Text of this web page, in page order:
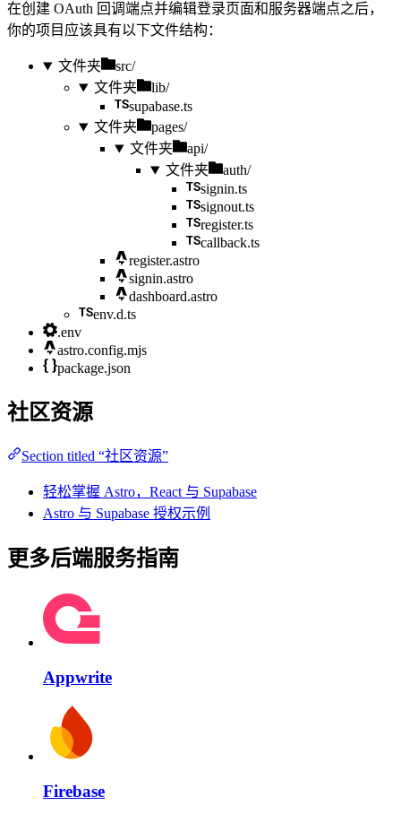
在创建 OAuth 回调端点并编辑登录页面和服务器端点之后，
你的项目应该具有以下文件结构：
文件夹
src/
文件夹
lib/
supabase.ts
文件夹
pages/
文件夹
api/
文件夹
auth/
signin.ts
signout.ts
register.ts
callback.ts
register.astro
signin.astro
dashboard.astro
env.d.ts
.env
astro.config.mjs
package.json
社区资源
Section titled “社区资源”
轻松掌握 Astro，React 与 Supabase
Astro 与 Supabase 授权示例
更多后端服务指南
Appwrite
Firebase